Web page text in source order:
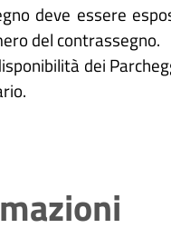
deve essere
del contrassegno.
dei